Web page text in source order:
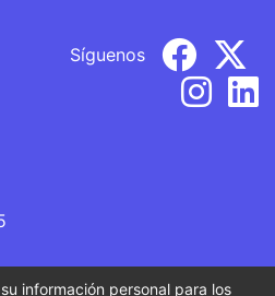
Síguenos
información personal para los